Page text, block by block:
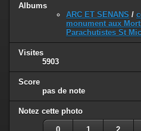
Albums
ARC ET SENANS /
monument aux
Parachutistes St
Visites
5903
Score
pas de note
Notez cette photo